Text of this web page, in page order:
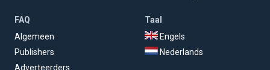
FAQ
Algemeen
Publishers
Adverteerders
Taal
Engels
Nederlands